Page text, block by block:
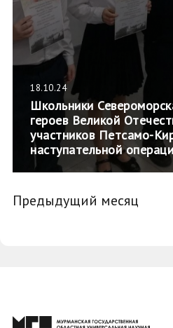
18.10.24
Школьники
героев Великой
участников Петсамо-
наступательной
Предыдущий месяц